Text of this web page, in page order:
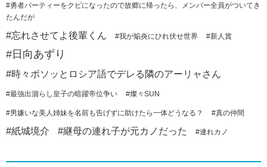
#勇者パーティーをクビになったので故郷に帰ったら、メンバー全員がついてき
たんだが
#忘れさせてよ後輩くん #我が焔炎にひれ伏せ世界 #新人賞
#日向あずり
#時々ボソッとロシア語でデレる隣のアーリャさん
#最強出涸らし皇子の暗躍帝位争い #燦々SUN
#男嫌いな美人姉妹を名前も告げずに助けたら一体どうなる？ #真の仲間
#紙城境介 #継母の連れ子が元カノだった #連れカノ